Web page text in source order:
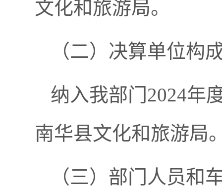
文化和旅游局。
（二）决算单位构
纳入我部门2024年
南华县文化和旅游局
（三） 部门 人员和